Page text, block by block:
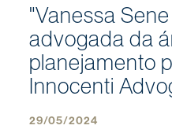
"Vanessa
advogada da
planejamento
Innocenti
29/05/2024